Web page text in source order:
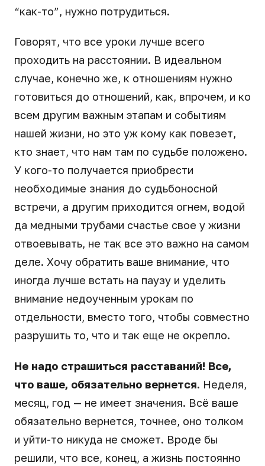
“как-то”, нужно потрудиться.
Говорят, что все уроки лучше всего
проходить на расстоянии. В идеальном
случае, конечно же, к отношениям нужно
готовиться до отношений, как, впрочем, и ко
всем другим важным этапам и событиям
нашей жизни, но это уж кому как повезет,
кто знает, что нам там по судьбе положено.
У кого-то получается приобрести
необходимые знания до судьбоносной
встречи, а другим приходится огнем, водой
да медными трубами счастье свое у жизни
отвоевывать, не так все это важно на самом
деле. Хочу обратить ваше внимание, что
иногда лучше встать на паузу и уделить
внимание недоученным урокам по
отдельности, вместо того, чтобы совместно
разрушить то, что и так еще не окрепло.
Не надо страшиться расставаний! Все,
что ваше, обязательно вернется. Неделя,
месяц, год — не имеет значения. Всё ваше
обязательно вернется, точнее, оно толком
и уйти-то никуда не сможет. Вроде бы
решили, что все, конец, а жизнь постоянно